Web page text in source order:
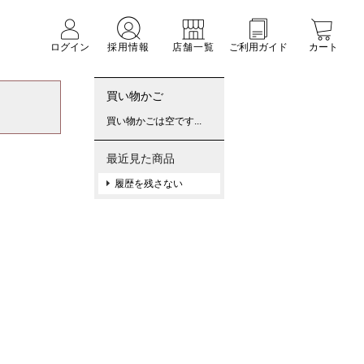
ログイン
採用情報 店舗一覧 ご利用ガイド カート
買い物かご
買い物かごは空です...
最近見た商品
履歴を残さない